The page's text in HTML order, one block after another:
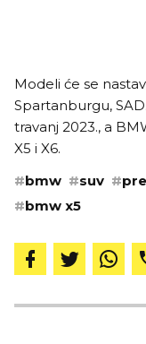
Modeli će se
Spartanburgu,
travanj 2023., a
X5 i X6.
#bmw #suv #
#bmw x5